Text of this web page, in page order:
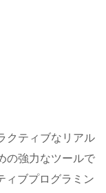
クティブなリアル
の強力なツールで
ィブプログラミン